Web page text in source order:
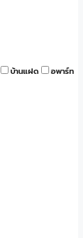
บ้านแฝด
อพาร์ท